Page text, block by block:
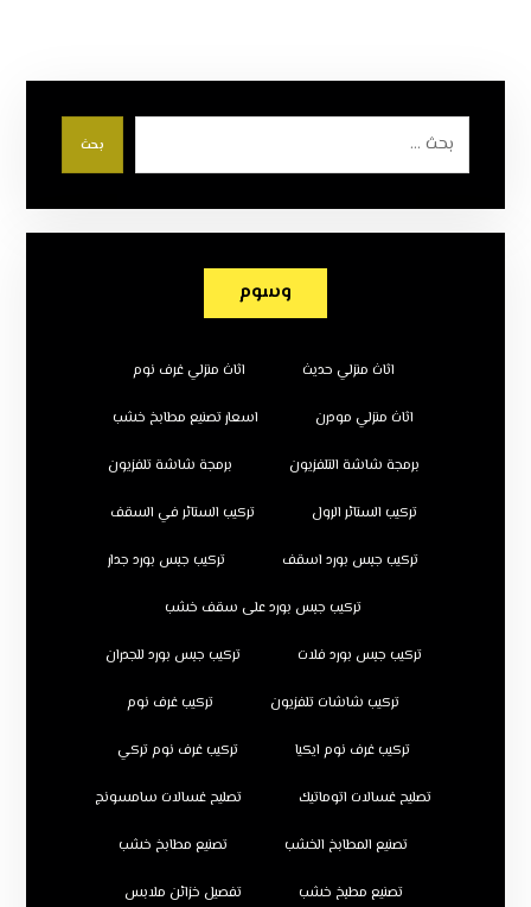
بحث
وسوم
اثاث منزلي حديث اثاث منزلي غرف نوم
اثاث منزلي مودرن اسعار تصنيع مطابخ خشب
برمجة شاشة التلفزيون برمجة شاشة تلفزيون
تركيب الستائر الرول تركيب الستائر في السقف
تركيب جبس بورد اسقف تركيب جبس بورد جدار
تركيب جبس بورد على سقف خشب
تركيب جبس بورد فلات تركيب جبس بورد للجدران
تركيب شاشات تلفزيون تركيب غرف نوم
تركيب غرف نوم ايكيا تركيب غرف نوم تركي
تصليح غسالات اتوماتيك تصليح غسالات سامسونج
تصنيع المطابخ الخشب تصنيع مطابخ خشب
تصنيع مطبخ خشب تفصيل خزائن ملابس